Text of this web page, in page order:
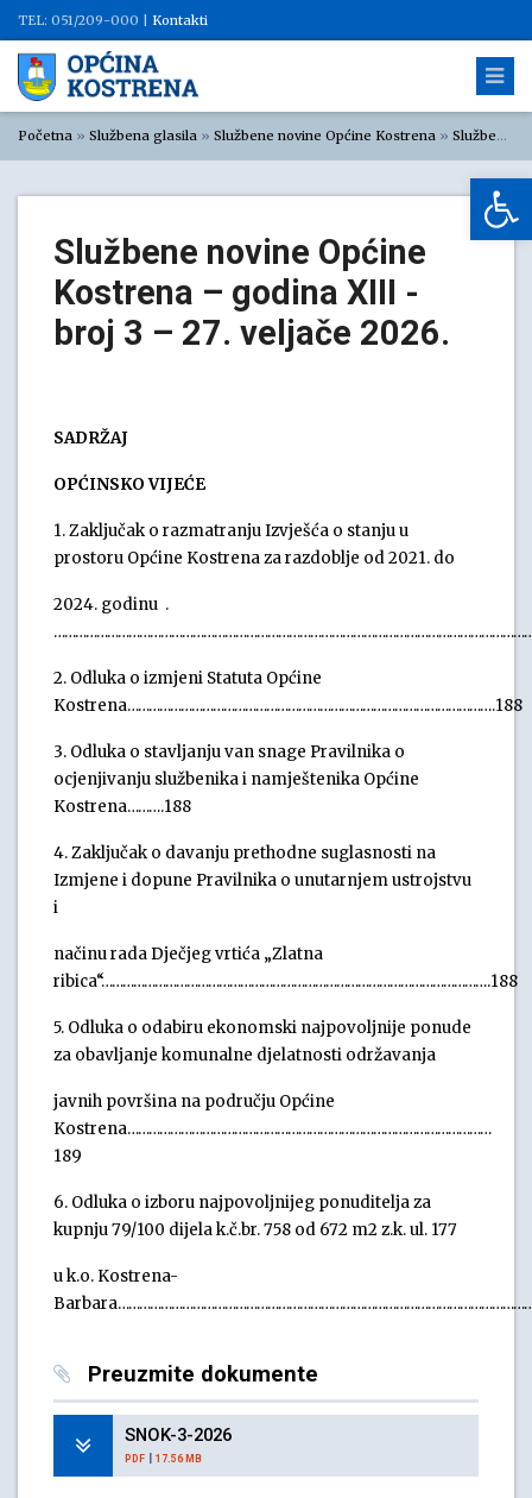
TEL: 051/209-000 | Kontakti
Početna » Službena glasila » Službene novine Općine Kostrena » Službene novine Općine Kostrena 2026
Službene novine Općine
Kostrena – godina XIII -
broj 3 – 27. veljače 2026.
SADRŽAJ
OPĆINSKO VIJEĆE
1. Zaključak o razmatranju Izvješća o stanju u
prostoru Općine Kostrena za razdoblje od 2021. do
2024. godinu .
2. Odluka o izmjeni Statuta Općine
Kostrena………………………………………………………………………………………….188
3. Odluka o stavljanju van snage Pravilnika o
ocjenjivanju službenika i namještenika Općine
Kostrena……….188
4. Zaključak o davanju prethodne suglasnosti na
Izmjene i dopune Pravilnika o unutarnjem ustrojstvu
i
načinu rada Dječjeg vrtića „Zlatna
ribica“……………………………………………………………………………………………….188
5. Odluka o odabiru ekonomski najpovoljnije ponude
za obavljanje komunalne djelatnosti održavanja
javnih površina na području Općine
Kostrena…………………………………………………………………………………………
189
6. Odluka o izboru najpovoljnijeg ponuditelja za
kupnju 79/100 dijela k.č.br. 758 od 672 m2 z.k. ul. 177
u k.o. Kostrena-
Preuzmite dokumente
SNOK-3-2026
PDF | 17.56 MB